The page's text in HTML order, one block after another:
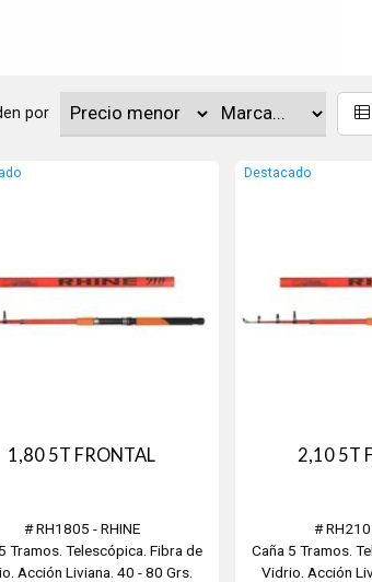
por
1,80 5T FRONTAL
# RH1805 - RHINE
Tramos. Telescópica. Fibra de
Acción Liviana. 40 - 80 Grs.
Destacado
2,10 5T
#
Caña 5 Tramos.
Vidrio. Acción